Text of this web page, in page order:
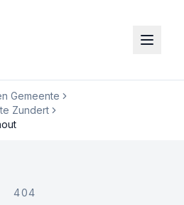
Gemeente
Zundert
404